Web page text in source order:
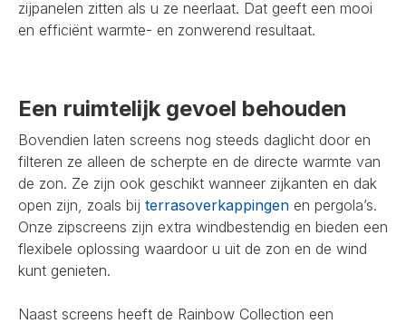
zijpanelen zitten als u ze neerlaat. Dat geeft een mooi
en efficiënt warmte- en zonwerend resultaat.
Een ruimtelijk gevoel behouden
Bovendien laten screens nog steeds daglicht door en
filteren ze alleen de scherpte en de directe warmte van
de zon. Ze zijn ook geschikt wanneer zijkanten en dak
open zijn, zoals bij terrasoverkappingen en pergola’s.
Onze zipscreens zijn extra windbestendig en bieden een
flexibele oplossing waardoor u uit de zon en de wind
kunt genieten.
Naast screens heeft de Rainbow Collection een